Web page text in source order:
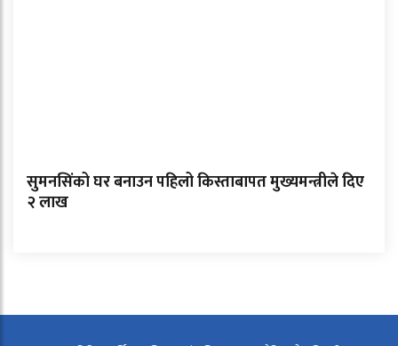
सुमनसिंको घर बनाउन पहिलो किस्ताबापत मुख्यमन्त्रीले दिए
२ लाख